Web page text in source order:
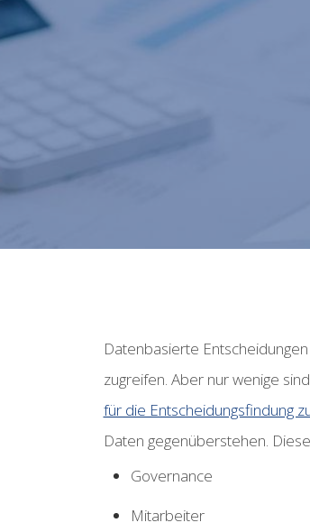
Datenbasierte
zugreifen. Aber nur wenige
für die Entscheidungsfindung
Daten gegenüberstehen.
Governance
Mitarbeiter